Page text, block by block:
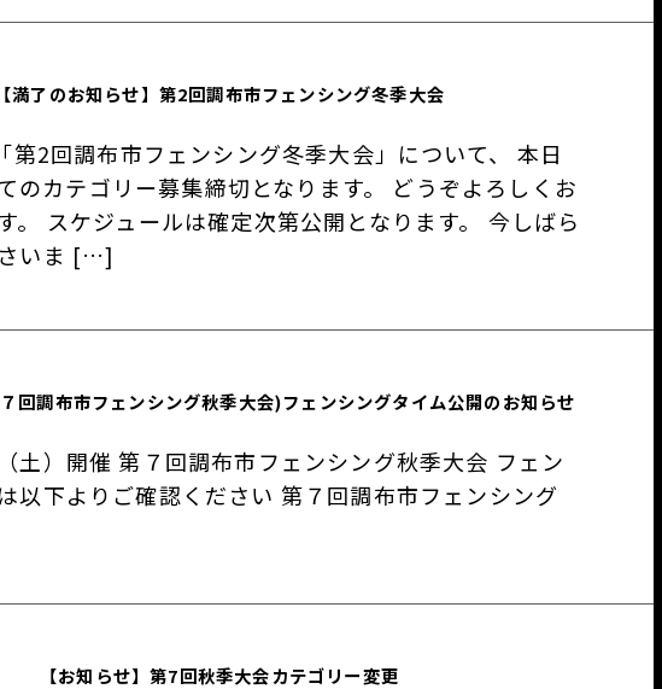
【満了のお知らせ】第2回調布市フェンシング冬季大会
第2回調布市フェンシング冬季大会」について、 本日
のカテゴリー募集締切となります。 どうぞよろしくお
。 スケジュールは確定次第公開となります。 今しばら
いま […]
回調布市フェンシング秋季大会)フェンシングタイム公開のお知らせ
土）開催 第７回調布市フェンシング秋季大会 フェン
以下よりご確認ください 第７回調布市フェンシング
【お知らせ】第7回秋季大会カテゴリー変更